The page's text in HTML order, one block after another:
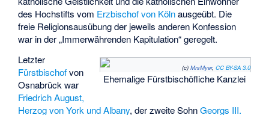
des Hochstifts vom Erzbischof von Kölnausgeübt. Die
freie Religionsausübung der jeweils anderen Konfession
war in der „Immerwährenden Kapitulation“ geregelt.
(c) MrsMyer, CC BY-SA 3.0
Ehemalige Fürstbischöfliche Kanzlei
Letzter
Fürstbischofvon
Osnabrück war
Friedrich August,
Herzog von York und Albany, der zweite SohnGeorgs III.